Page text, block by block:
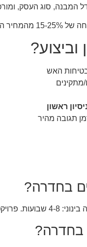
המבנה, סוג העסק,
לסגור את נושא הבטיחות ל-3-5 שנים קדימה.
האש
מתקינים
תגובה מהיר
בחדרה?
בחדרה?